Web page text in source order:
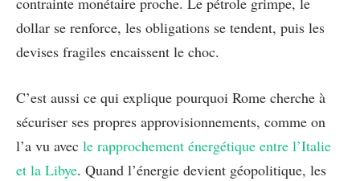
dollar se renforce, les obligations se tendent, puis les
devises fragiles encaissent le choc.
C’est aussi ce qui explique pourquoi Rome cherche à
sécuriser ses propres approvisionnements, comme on
l’a vu avec le rapprochement énergétique entre l’Italie
et la Libye. Quand l’énergie devient géopolitique, les